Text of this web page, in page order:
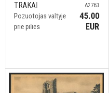
TRAKAI
Pozuotojas valtyje
prie pilies
A2763
45.00
EUR